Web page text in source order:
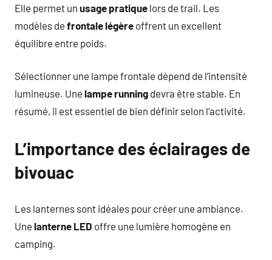
Elle permet un usage pratique lors de trail. Les
modèles de frontale légère offrent un excellent
équilibre entre poids.
Sélectionner une lampe frontale dépend de l’intensité
lumineuse. Une lampe running devra être stable. En
résumé, il est essentiel de bien définir selon l’activité.
L’importance des éclairages de
bivouac
Les lanternes sont idéales pour créer une ambiance.
Une lanterne LED offre une lumière homogène en
camping.